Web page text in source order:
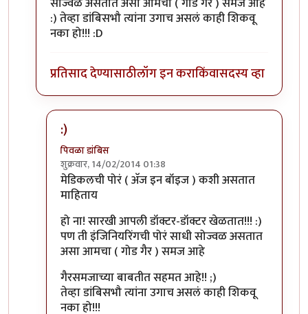
:) तेव्हा डांबिसभौ त्यांना उगाच असलं काही शिकवू
नका हो!!! :D
प्रतिसाद देण्यासाठीलॉग इन कराकिंवासदस्य व्हा
:)
पिवळा डांबिस
शुक्रवार, 14/02/2014 01:38
In reply toओ भौbyइन्दुसुता
मेडिकलची पोरं ( अ‍ॅज इन बॉइज ) कशी असतात
माहिताय
हो ना! सारखी आपली डॉक्टर-डॉक्टर खेळतात!!! :)
पण ती इंजिनियरिंगची पोरं साधी सोज्वळ असतात
असा आमचा ( गोड गैर ) समज आहे
गैरसमजाच्या बाबतीत सहमत आहे!! ;)
तेव्हा डांबिसभौ त्यांना उगाच असलं काही शिकवू
नका हो!!!